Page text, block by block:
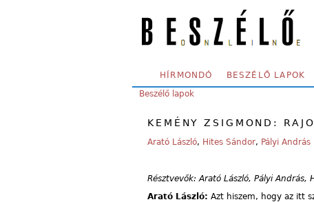
SECONDARY MENU
HÍRMONDÓ BESZÉLŐ LAPOK
YOU ARE HERE:
Beszélő lapok
KEMÉNY ZSIGMOND:
Arató László, Hites Sándor, Pályi András
Résztvevők: Arató László, Pályi András,
Arató László: Azt hiszem, hogy az itt